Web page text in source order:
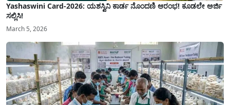
Yashaswini Card-2026: ಯಶಸ್ವಿನಿ ಕಾರ್ಡ ನೊಂದಣಿ ಆರಂಭ! ಕೂಡಲೇ ಅರ್ಜಿ
ಸಲ್ಲಿಸಿ!
March 5, 2026